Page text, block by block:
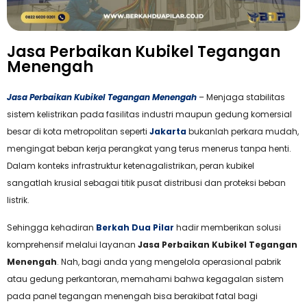
Jasa Perbaikan Kubikel Tegangan
Menengah
Jasa Perbaikan Kubikel Tegangan Menengah – Menjaga stabilitas
sistem kelistrikan pada fasilitas industri maupun gedung komersial
besar di kota metropolitan seperti Jakartabukanlah perkara mudah,
mengingat beban kerja perangkat yang terus menerus tanpa henti.
Dalam konteks infrastruktur ketenagalistrikan, peran kubikel
sangatlah krusial sebagai titik pusat distribusi dan proteksi beban
listrik.
Sehingga kehadiran Berkah Dua Pilar hadir memberikan solusi
komprehensif melalui layanan Jasa Perbaikan Kubikel Tegangan
Menengah. Nah, bagi anda yang mengelola operasional pabrik
atau gedung perkantoran, memahami bahwa kegagalan sistem
pada panel tegangan menengah bisa berakibat fatal bagi